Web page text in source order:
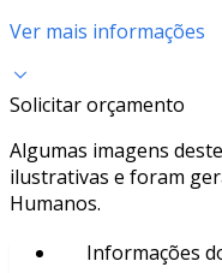
Ver mais informações
Solicitar orçamento
Algumas imagens
ilustrativas e foram
Humanos.
Informações